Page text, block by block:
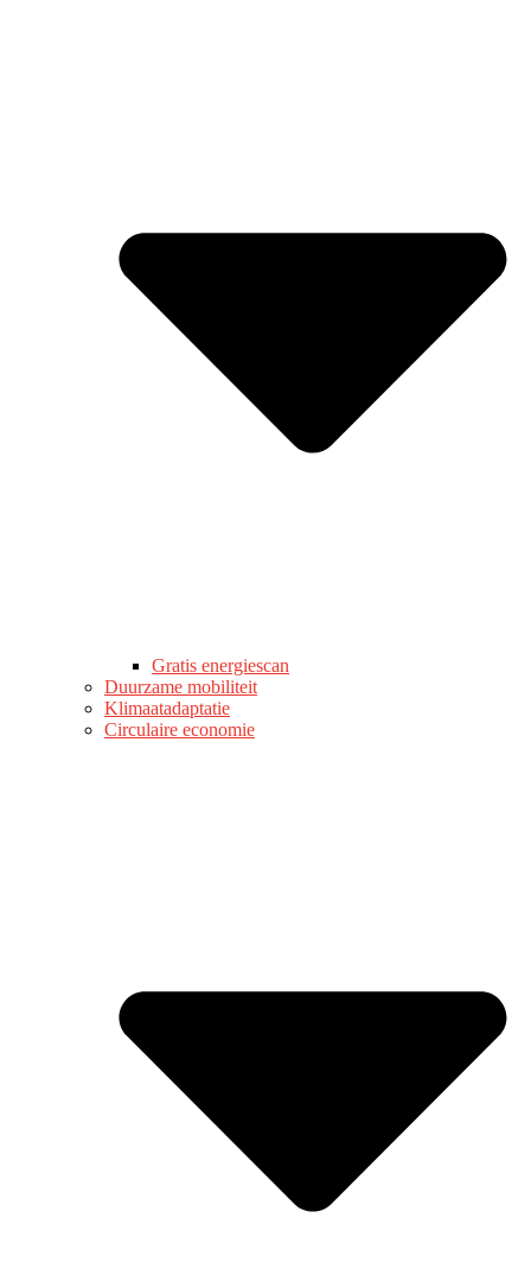
Gratis energiescan
Duurzame mobiliteit
Klimaatadaptatie
Circulaire economie